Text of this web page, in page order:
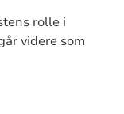
rolle i
videre som